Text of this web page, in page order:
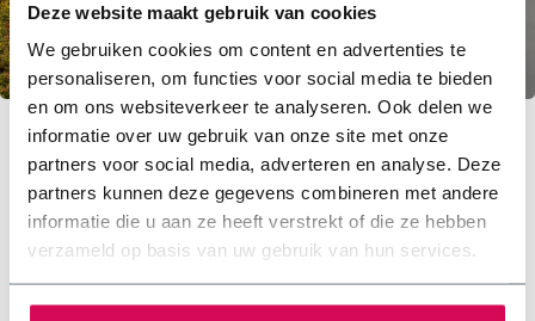
Deze website maakt gebruik van cookies
We gebruiken cookies om content en advertenties te
personaliseren, om functies voor social media te bieden
en om ons websiteverkeer te analyseren. Ook delen we
informatie over uw gebruik van onze site met onze
partners voor social media, adverteren en analyse. Deze
partners kunnen deze gegevens combineren met andere
informatie die u aan ze heeft verstrekt of die ze hebben
verzameld op basis van uw gebruik van hun services.
5 Redenen waarom sedum zo geschikt
is op een dak
Een dak is vaak een ongezien oppervlak rondom je huis.
Het doet zijn werk door het huis droog te houden, maar